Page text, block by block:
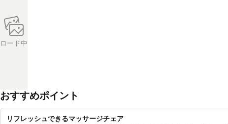
ロード中
おすすめポイント
リフレッシュできるマッサージチェア